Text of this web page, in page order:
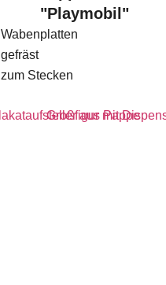
"Playmobil"
Wabenplatten
gefräst
zum Stecken